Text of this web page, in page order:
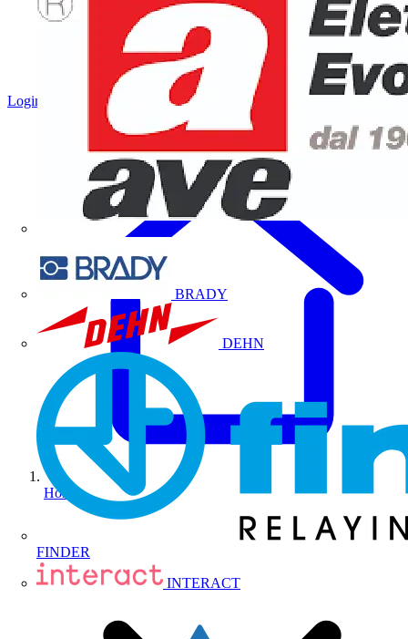
BRADY
DEHN
FINDER
INTERACT
Login
Home